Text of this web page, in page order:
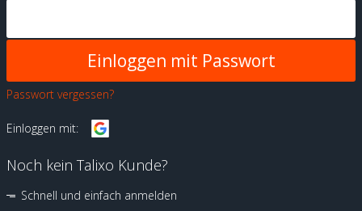
Passwort vergessen?
Einloggen mit:
Noch kein Talixo Kunde?
Schnell und einfach anmelden